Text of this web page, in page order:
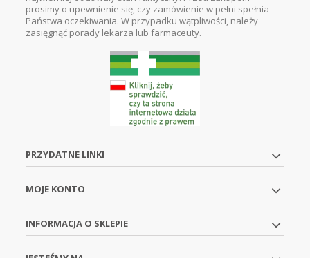
prosimy o upewnienie się, czy zamówienie w pełni spełnia
Państwa oczekiwania. W przypadku wątpliwości, należy
zasięgnąć porady lekarza lub farmaceuty.
PRZYDATNE LINKI
MOJE KONTO
INFORMACJA O SKLEPIE